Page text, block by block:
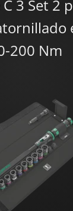
3 Set 2
200 Nm